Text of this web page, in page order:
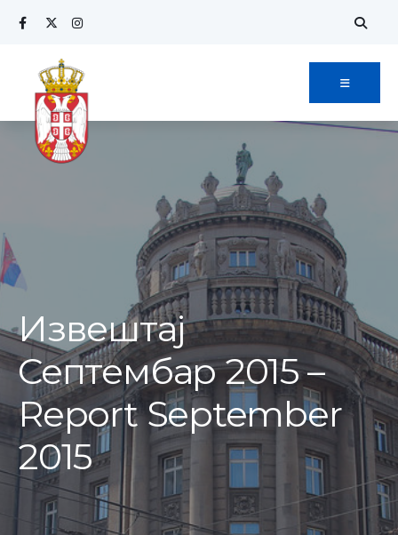
Skip
content
Извештај
Септембар 2015 –
Report September
2015
Search